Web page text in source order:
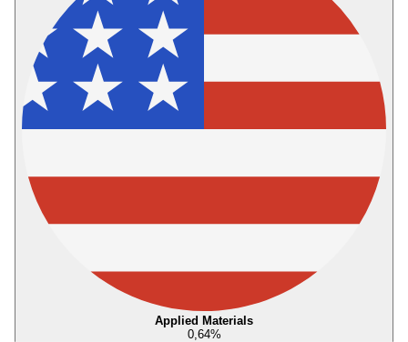
Applied Materials
0,64%